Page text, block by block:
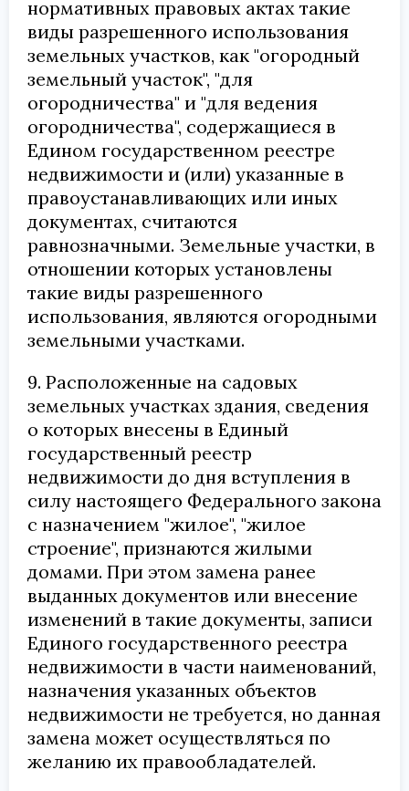
нормативных правовых актах такие
виды разрешенного использования
земельных участков, как "огородный
земельный участок", "для
огородничества" и "для ведения
огородничества", содержащиеся в
Едином государственном реестре
недвижимости и (или) указанные в
правоустанавливающих или иных
документах, считаются
равнозначными. Земельные участки, в
отношении которых установлены
такие виды разрешенного
использования, являются огородными
земельными участками.
9. Расположенные на садовых
земельных участках здания, сведения
о которых внесены в Единый
государственный реестр
недвижимости до дня вступления в
силу настоящего Федерального закона
с назначением "жилое", "жилое
строение", признаются жилыми
домами. При этом замена ранее
выданных документов или внесение
изменений в такие документы, записи
Единого государственного реестра
недвижимости в части наименований,
назначения указанных объектов
недвижимости не требуется, но данная
замена может осуществляться по
желанию их правообладателей.